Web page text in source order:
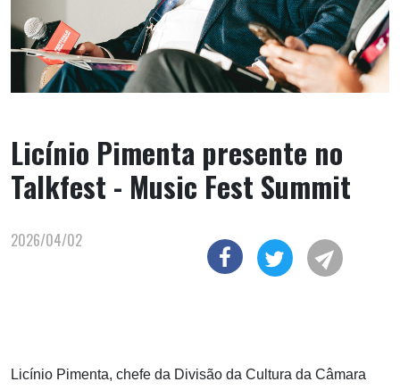
Licínio Pimenta presente no
Talkfest - Music Fest Summit
2026/04/02
Licínio Pimenta, chefe da Divisão da Cultura da Câmara